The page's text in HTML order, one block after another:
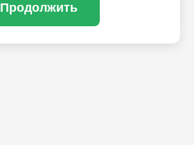
Продолжить